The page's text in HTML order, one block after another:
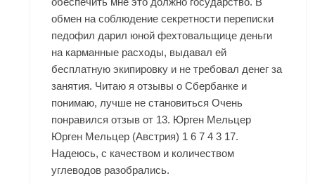
обмен на соблюдение секретности переписки
педофил дарил юной фехтовальщице деньги
на карманные расходы, выдавал ей
бесплатную экипировку и не требовал денег за
занятия. Читаю я отзывы о Сбербанке и
понимаю, лучше не становиться Очень
понравился отзыв от 13. Юрген Мельцер
Юрген Мельцер (Австрия) 1 6 7 4 3 17.
Надеюсь, с качеством и количеством
углеводов разобрались.